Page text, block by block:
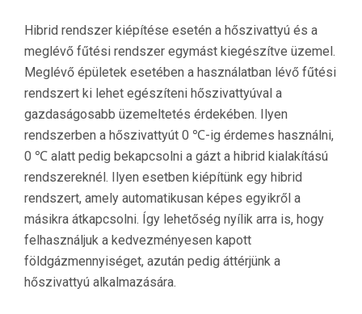
Hibrid rendszer kiépítése esetén a hőszivattyú és a
meglévő fűtési rendszer egymást kiegészítve üzemel.
Meglévő épületek esetében a használatban lévő fűtési
rendszert ki lehet egészíteni hőszivattyúval a
gazdaságosabb üzemeltetés érdekében. Ilyen
rendszerben a hőszivattyút 0 ℃-ig érdemes használni,
0 ℃ alatt pedig bekapcsolni a gázt a hibrid kialakítású
rendszereknél. Ilyen esetben kiépítünk egy hibrid
rendszert, amely automatikusan képes egyikről a
másikra átkapcsolni. Így lehetőség nyílik arra is, hogy
felhasználjuk a kedvezményesen kapott
földgázmennyiséget, azután pedig áttérjünk a
hőszivattyú alkalmazására.